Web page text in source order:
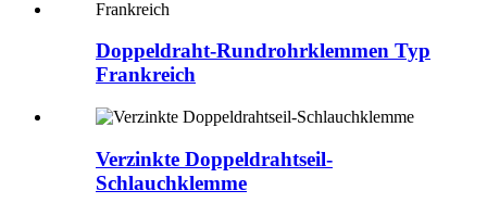
Doppeldraht-Rundrohrklemmen Typ
Frankreich
Verzinkte Doppeldrahtseil-
Schlauchklemme